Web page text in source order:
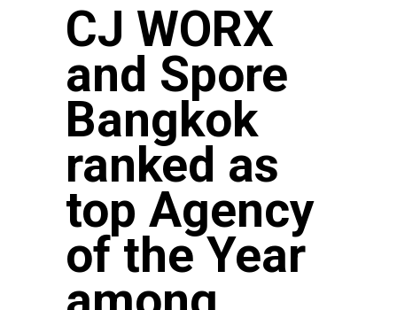
CJ WORX
and Spore
Bangkok
ranked as
top Agency
of the Year